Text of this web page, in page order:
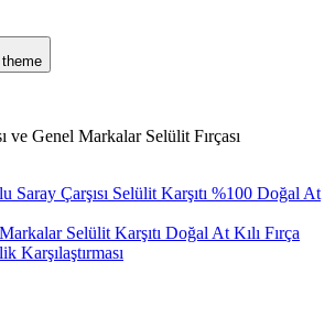
ve Genel Markalar Selülit Fırçası
Saray Çarşısı Selülit Karşıtı %100 Doğal At
Selülit Karşıtı Doğal At Kılı Fırça
Karşılaştırması